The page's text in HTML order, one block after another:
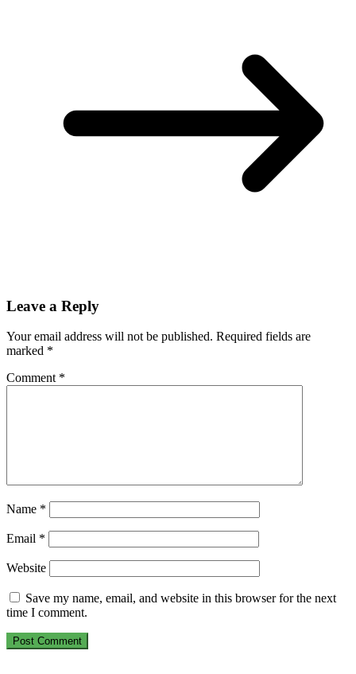
Leave a Reply
Your email address will not be published. Required fields are
marked *
Comment *
Name *
Email *
Website
Save my name, email, and website in this browser for the next
time I comment.